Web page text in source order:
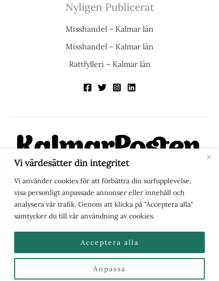
Vi värdesätter din integritet
Vi använder cookies för att förbättra din surfupplevelse,
visa personligt anpassade annonser eller innehåll och
analysera vår trafik. Genom att klicka på "Acceptera alla"
samtycker du till vår användning av cookies.
Anpassa
Acceptera alla
Nyligen Publicerat
Misshandel – Kalmar län
Misshandel – Kalmar län
Rattfylleri – Kalmar län
KalmarPosten är en modern lokalnyhetstidning på nätet. Med
fokus på Kalmarregionen, men också med blick för det större
perspektivet, vill vi vara din självklara kanal för nyheter,
berättelser och engagemang. KalmarPosten grundades 1988 och
fick nya ägare 2025.
Nyhetstips eller frågor?Kontakta oss